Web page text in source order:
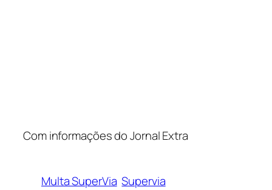
Com informações do Jornal Extra
Multa SuperVia Supervia